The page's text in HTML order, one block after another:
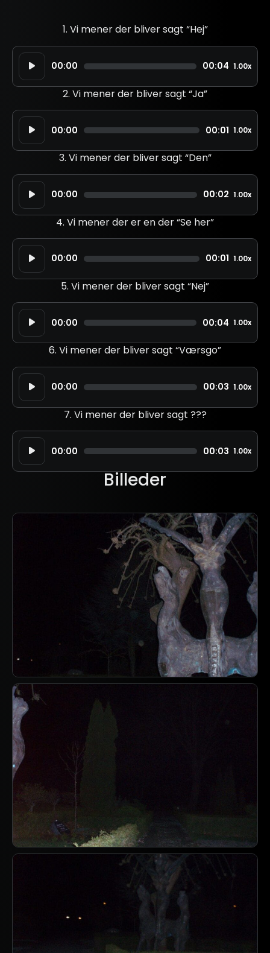
1. Vi mener der bliver sagt “Hej”
Lydafspiller
00:00 00:04 1.00x
2. Vi mener der bliver sagt “Ja”
Lydafspiller
00:00 00:01 1.00x
3. Vi mener der bliver sagt “Den”
Lydafspiller
00:00 00:02 1.00x
4. Vi mener der er en der “Se her”
Lydafspiller
00:00 00:01 1.00x
5. Vi mener der bliver sagt “Nej”
Lydafspiller
00:00 00:04 1.00x
6. Vi mener der bliver sagt “Værsgo”
Lydafspiller
00:00 00:03 1.00x
7. Vi mener der bliver sagt ???
Lydafspiller
00:00 00:03 1.00x
Billeder